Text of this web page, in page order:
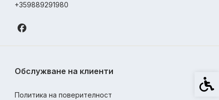
+359889291980
Обслужване на клиенти
Политика на поверителност